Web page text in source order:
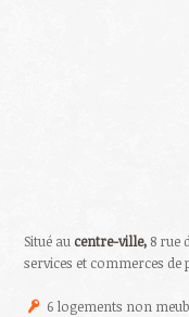
Situé aucentre-ville, 8 rue
services et commerces
6 logements non